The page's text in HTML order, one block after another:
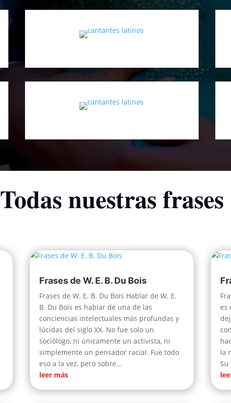
Todas nuestras frases
Frases de W. E. B. Du Bois
Frases de W. E. B. Du Bois Hablar de W. E.
B. Du Bois es hablar de una de las
conciencias intelectuales más profundas y
lúcidas del siglo XX. No fue solo un
sociólogo, ni únicamente un activista, ni
simplemente un pensador racial. Fue todo
eso a la vez, pero sobre...
leer más
es
la
Su